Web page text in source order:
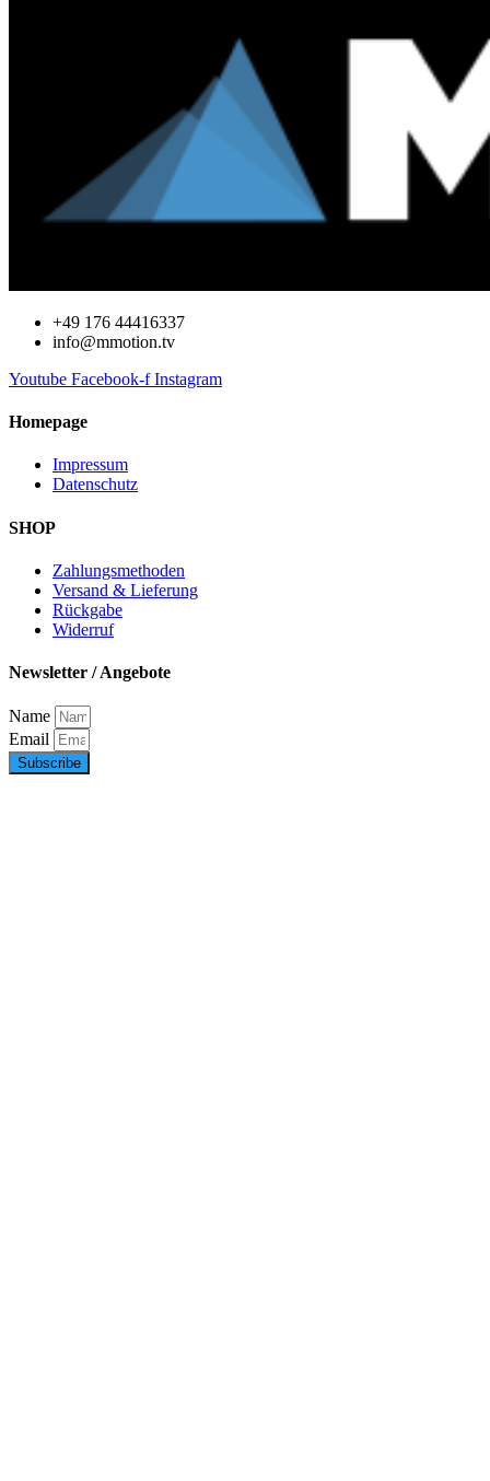
+49 176 44416337
info@mmotion.tv
Youtube Facebook-f Instagram
Homepage
Impressum
Datenschutz
SHOP
Zahlungsmethoden
Versand & Lieferung
Rückgabe
Widerruf
Newsletter / Angebote
Name
Email
Subscribe